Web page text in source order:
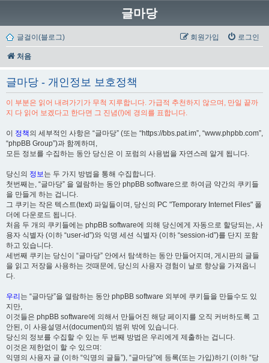
글마당
글걸이(블로그) 로그인
회원가입
처음
글마당 - 개인정보 보호정책
이 부분은 읽어 내려가기가 무척 지루합니다. 가급적 추천하지 않으며, 만일 끝까
지 다 읽어 보겠다고 한다면 그 진념(!)에 경의를 표합니다.
이 정책의 세부적인 사항은 “글마당” (또는 “https://bbs.pat.im”, “www.phpbb.com”,
“phpBB Group”)과 함께하며,
모든 정보를 수집하는 동안 당신은 이 포럼의 사용법을 자연스레 알게 됩니다.
당신의 정보는 두 가지 방법을 통해 수집합니다.
첫번째는, “글마당” 을 열람하는 동안 phpBB software으로 하여금 약간의 쿠키들
을 만들게 하는 겁니다.
그 쿠키는 작은 텍스트(text) 파일들이며, 당신의 PC "Temporary Internet Files" 폴
더에 다운로드 됩니다.
처음 두 개의 쿠키들에는 phpBB software에 의해 당신에게 자동으로 할당되는, 사
용자 식별자 (이하 “user-id”)와 익명 세션 식별자 (이하 “session-id”)를 단지 포함
하고 있습니다.
세번째 쿠키는 당신이 “글마당” 안에서 탐색하는 동안 만들어지며, 게시판의 글들
을 읽고 저장을 사용하는 것때문에, 당신의 사용자 경험이 날로 향상을 가져옵니
다.
우리 는 “글마당”을 열람하는 동안 phpBB software 외부에 쿠키들을 만들수도 있
지만,
이것들은 phpBB software에 의해서 만들어진 해당 페이지를 오직 커버하도록 고
안된, 이 사용설명서(document)의 범위 밖에 있습니다.
당신의 정보를 수집할 수 있는 두 번째 방법은 우리에게 제출하는 겁니다.
이것은 제한없이 할 수 있으며:
익명의 사용자 글 (이하 “익명의 글들”), “글마당”에 등록(또는 가입)하기 (이하 “당